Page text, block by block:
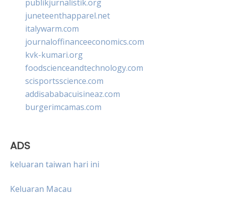
publikjurnalistik.org
juneteenthapparel.net
italywarm.com
journaloffinanceeconomics.com
kvk-kumari.org
foodscienceandtechnology.com
scisportsscience.com
addisababacuisineaz.com
burgerimcamas.com
ADS
keluaran taiwan hari ini
Keluaran Macau